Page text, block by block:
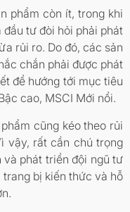
phẩm còn ít, trong khi
tư đòi hỏi phải phát
rủi ro. Do đó, các sản
chắn phải được phát
để hướng tới mục tiêu
cao, MSCI Mới nổi.
cũng kéo theo rủi
vậy, rất cần chú trọng
phát triển đội ngũ tư
bị kiến thức và hỗ